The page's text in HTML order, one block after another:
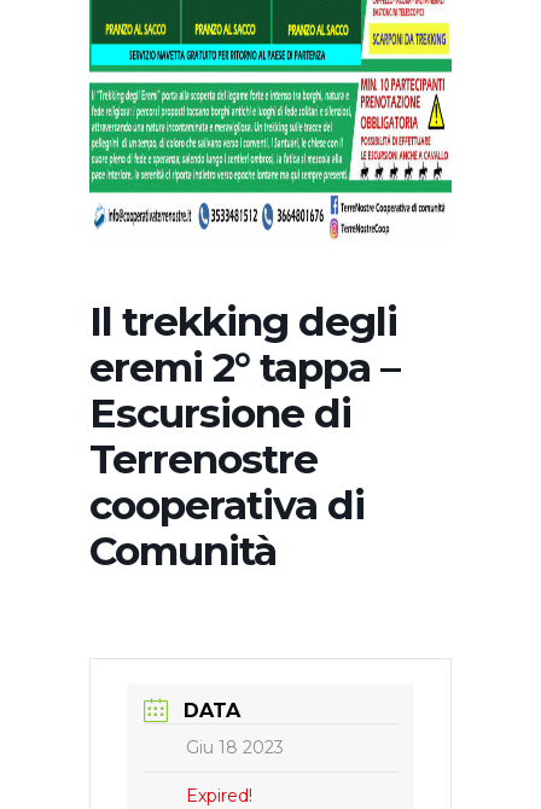
Il trekking degli
eremi 2° tappa –
Escursione di
Terrenostre
cooperativa di
Comunità
DATA
Giu 18 2023
Expired!